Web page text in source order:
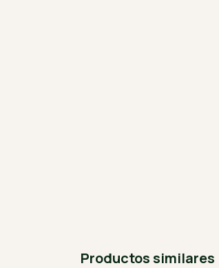
Productos similares